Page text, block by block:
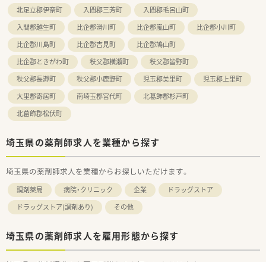
北足立郡伊奈町 入間郡三芳町
入間郡毛呂山町
入間郡越生町
比企郡滑川町 比企郡嵐山町
比企郡小川町
比企郡川島町
比企郡吉見町
比企郡鳩山町
比企郡ときがわ町
秩父郡横瀬町
秩父郡皆野町
秩父郡長瀞町
秩父郡小鹿野町 児玉郡美里町
児玉郡上里町
大里郡寄居町
南埼玉郡宮代町
北葛飾郡杉戸町
北葛飾郡松伏町
埼玉県の薬剤師求人を業種から探す
埼玉県の薬剤師求人を業種からお探しいただけます。
調剤薬局 病院・クリニック 企業
ドラッグストア
ドラッグストア(調剤あり)
その他
埼玉県の薬剤師求人を雇用形態から探す